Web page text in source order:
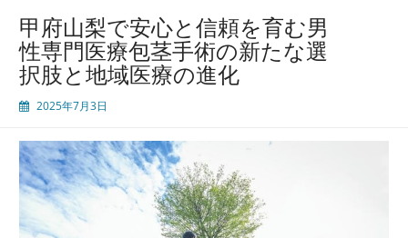
府
山
梨
男
の
健
康
尊
甲府山梨で安心と信頼を育む男
性専門医療包茎手術の新たな選
択肢と地域医療の進化
2025年7月3日